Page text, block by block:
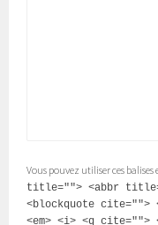
Vous pouvez utiliser ces
title=""> <abbr
<blockquote cite="">
<em> <i> <q cite="">